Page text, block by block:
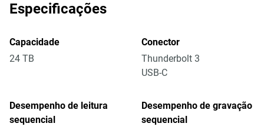
Especificações
Capacidade
24 TB
Conector
Thunderbolt 3
USB-C
Desempenho de leitura
sequencial
Desempenho de gravação
sequencial